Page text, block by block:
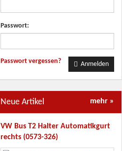
Passwort:
Passwort vergessen? Anmelden
Neue Artikel mehr »
VW Bus T2 Halter Automatikgurt
rechts (0573-326)